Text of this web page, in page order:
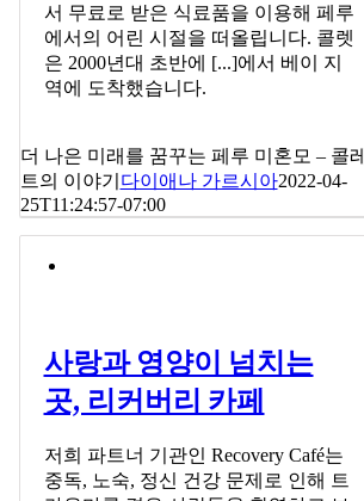
서 무료로 받은 식료품을 이용해 페루
에서의 어린 시절을 떠올립니다. 콜렛
은 2000년대 초반에 [...]에서 베이 지
역에 도착했습니다.
더 나은 미래를 꿈꾸는 페루 미혼모 – 콜레
트의 이야기 다이애나 가르시아2022-04-
25T11:24:57-07:00
사랑과 영양이 넘치는
곳, 리커버리 카페
저희 파트너 기관인 Recovery Café는
중독, 노숙, 정신 건강 문제로 인해 트